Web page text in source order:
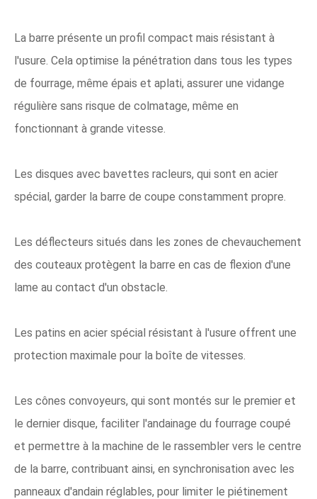
La barre présente un profil compact mais résistant à
l'usure. Cela optimise la pénétration dans tous les types
de fourrage, même épais et aplati, assurer une vidange
régulière sans risque de colmatage, même en
fonctionnant à grande vitesse.
Les disques avec bavettes racleurs, qui sont en acier
spécial, garder la barre de coupe constamment propre.
Les déflecteurs situés dans les zones de chevauchement
des couteaux protègent la barre en cas de flexion d'une
lame au contact d'un obstacle.
Les patins en acier spécial résistant à l'usure offrent une
protection maximale pour la boîte de vitesses.
Les cônes convoyeurs, qui sont montés sur le premier et
le dernier disque, faciliter l'andainage du fourrage coupé
et permettre à la machine de le rassembler vers le centre
de la barre, contribuant ainsi, en synchronisation avec les
panneaux d'andain réglables, pour limiter le piétinement